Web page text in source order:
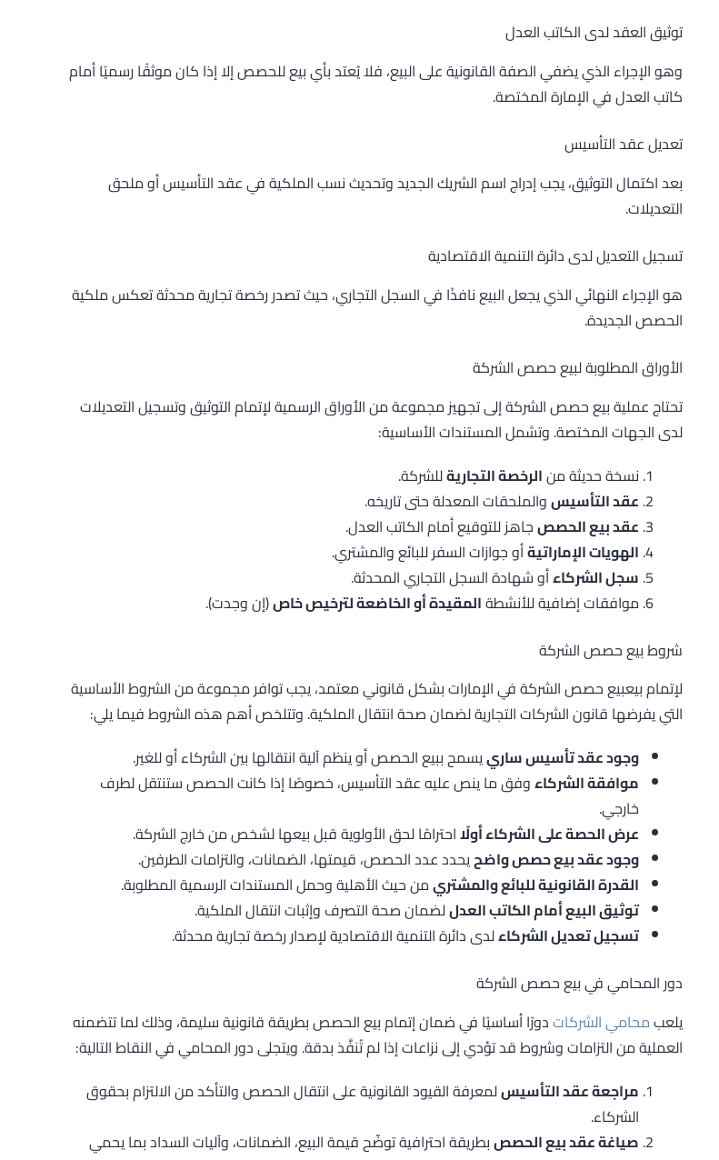
توثيق العقد لدى الكاتب العدل
وهو الإجراء الذي يضفي الصفة القانونية على البيع، فلا يُعتد بأي بيع للحصص إلا إذا كان موثقًا رسميًا أمام
كاتب العدل في الإمارة المختصة.
تعديل عقد التأسيس
بعد اكتمال التوثيق، يجب إدراج اسم الشريك الجديد وتحديث نسب الملكية في عقد التأسيس أو ملحق
التعديلات.
تسجيل التعديل لدى دائرة التنمية الاقتصادية
هو الإجراء النهائي الذي يجعل البيع نافذًا في السجل التجاري، حيث تصدر رخصة تجارية محدثة تعكس ملكية
الحصص الجديدة.
الأوراق المطلوبة لبيع حصص الشركة
تحتاج عملية بيع حصص الشركة إلى تجهيز مجموعة من الأوراق الرسمية لإتمام التوثيق وتسجيل التعديلات
لدى الجهات المختصة. وتشمل المستندات الأساسية:
نسخة حديثة منالرخصة التجاريةللشركة.
عقد التأسيسوالملحقات المعدلة حتى تاريخه.
عقد بيع الحصصجاهز للتوقيع أمام الكاتب العدل.
الهويات الإماراتيةأو جوازات السفر للبائع والمشتري.
سجل الشركاءأو شهادة السجل التجاري المحدثة.
موافقات إضافية للأنشطةالمقيدة أو الخاضعة لترخيص خاص(إن وجدت).
شروط بيع حصص الشركة
لإتمام بيعبيع حصص الشركة في الإمارات بشكل قانوني معتمد، يجب توافر مجموعة من الشروط الأساسية
التي يفرضها قانون الشركات التجارية لضمان صحة انتقال الملكية. وتتلخص أهم هذه الشروط فيما يلي:
وجود عقد تأسيس سارييسمح ببيع الحصص أو ينظم آلية انتقالها بين الشركاء أو للغير.
موافقة الشركاءوفق ما ينص عليه عقد التأسيس، خصوصًا إذا كانت الحصص ستنتقل لطرف
خارجي.
عرض الحصة على الشركاء أولًااحترامًا لحق الأولوية قبل بيعها لشخص من خارج الشركة.
وجود عقد بيع حصص واضحيحدد عدد الحصص، قيمتها، الضمانات، والتزامات الطرفين.
القدرة القانونية للبائع والمشتريمن حيث الأهلية وحمل المستندات الرسمية المطلوبة.
توثيق البيع أمام الكاتب العدللضمان صحة التصرف وإثبات انتقال الملكية.
تسجيل تعديل الشركاءلدى دائرة التنمية الاقتصادية لإصدار رخصة تجارية محدثة.
دور المحامي في بيع حصص الشركة
يلعبمحامي الشركاتدورًا أساسيًا في ضمان إتمام بيع الحصص بطريقة قانونية سليمة، وذلك لما تتضمنه
العملية من التزامات وشروط قد تؤدي إلى نزاعات إذا لم تُنفَّذ بدقة. ويتجلى دور المحامي في النقاط التالية:
مراجعة عقد التأسيسلمعرفة القيود القانونية على انتقال الحصص والتأكد من الالتزام بحقوق
الشركاء.
صياغة عقد بيع الحصصبطريقة احترافية توضّح قيمة البيع، الضمانات، وآليات السداد بما يحمي